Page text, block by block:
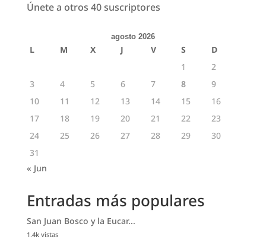
Únete a otros 40 suscriptores
agosto 2026
L M X J V S
D
1
2
3
4 5 6 7 8
9
10
11 12 13 14 15
16
17
18 19 20 21 22
23
24
25 26 27 28 29
30
31
« Jun
Entradas más populares
San Juan Bosco y la Eucar...
1.4k vistas